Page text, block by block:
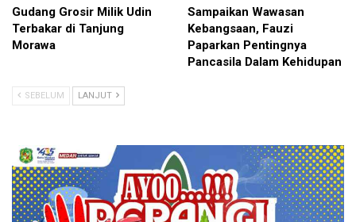
Gudang Grosir Milik Udin
Terbakar di Tanjung
Morawa
Sampaikan Wawasan
Kebangsaan, Fauzi
Paparkan Pentingnya
Pancasila Dalam Kehidupan
SEBELUM LANJUT